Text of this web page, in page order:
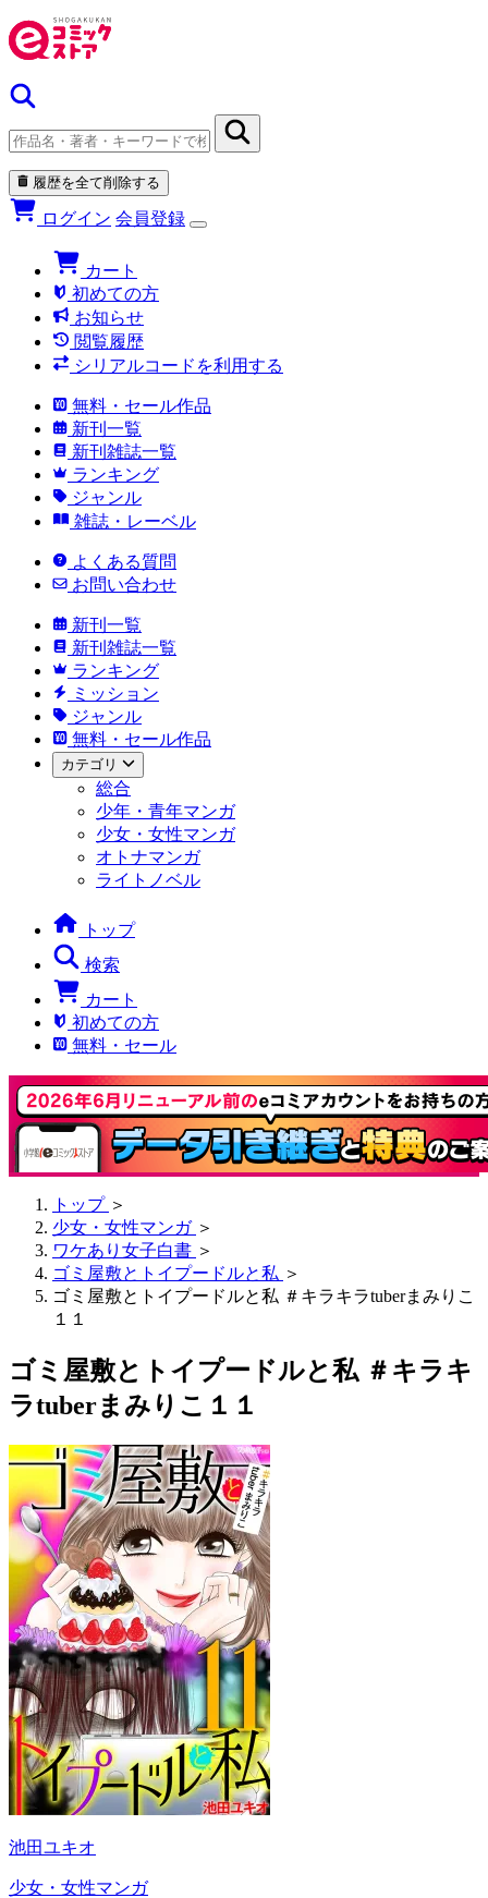
履歴を全て削除する
ログイン 会員登録
カート
初めての方
お知らせ
閲覧履歴
シリアルコードを利用する
無料・セール作品
新刊一覧
新刊雑誌一覧
ランキング
ジャンル
雑誌・レーベル
よくある質問
お問い合わせ
新刊一覧
新刊雑誌一覧
ランキング
ミッション
ジャンル
無料・セール作品
カテゴリ
総合
少年・青年マンガ
少女・女性マンガ
オトナマンガ
ライトノベル
トップ
検索
カート
初めての方
無料・セール
トップ ＞
少女・女性マンガ ＞
ワケあり女子白書 ＞
ゴミ屋敷とトイプードルと私 ＞
ゴミ屋敷とトイプードルと私 ＃キラキラtuberまみりこ
１１
ゴミ屋敷とトイプードルと私 ＃キラキ
ラtuberまみりこ１１
池田ユキオ
少女・女性マンガ